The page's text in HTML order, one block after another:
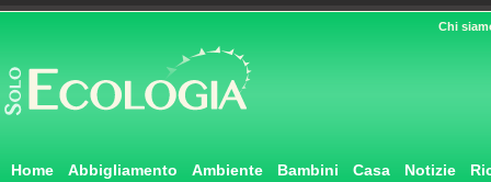
Chi
Home Abbigliamento Ambiente Bambini Casa Notizie